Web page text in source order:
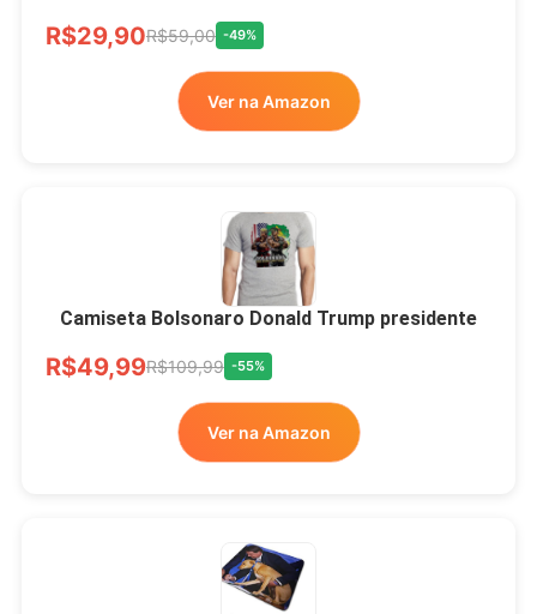
R$33,00
Ver no MERCADO
LIVRE
R$29,90R$59,00 -49%
Ver na Amazon
Camiseta Bolsonaro Donald Trump presidente
R$49,99R$109,99 -55%
Ver na Amazon